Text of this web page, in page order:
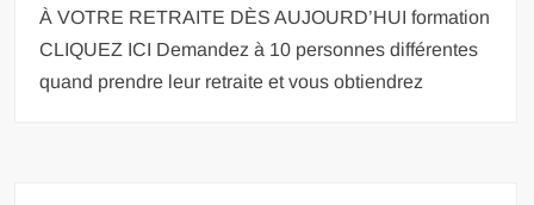
À VOTRE RETRAITE DÈS AUJOURD’HUI formation
CLIQUEZ ICI Demandez à 10 personnes différentes
quand prendre leur retraite et vous obtiendrez